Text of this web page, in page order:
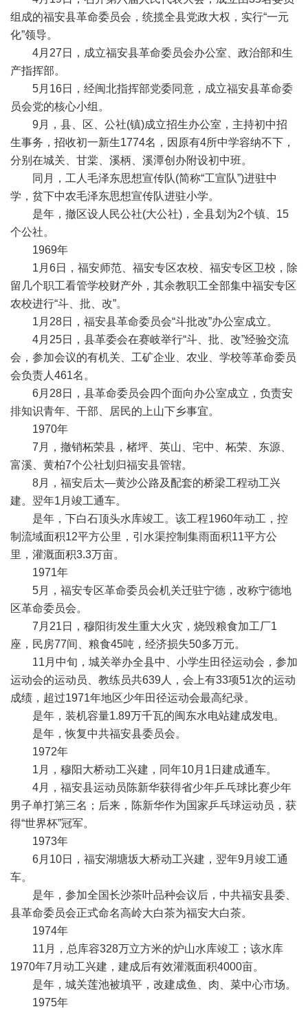
组成的福安县革命委员会，统揽全县党政大权，实行“一元
化”领导。
4月27日，成立福安县革命委员会办公室、政治部和生
产指挥部。
5月16日，经闽北指挥部党委同意，成立福安县革命委
员会党的核心小组。
9月，县、区、公社(镇)成立招生办公室，主持初中招
生事务，招收初一新生1774名，因原有4所中学容纳不下，
分别在城关、甘棠、溪柄、溪潭创办附设初中班。
同月，工人毛泽东思想宣传队(简称“工宣队”)进驻中
学，贫下中农毛泽东思想宣传队进驻小学。
是年，撤区设人民公社(大公社)，全县划为2个镇、15
个公社。
1969年
1月6日，福安师范、福安专区农校、福安专区卫校，除
留几个职工看管学校财产外，其余教职工全部集中福安专区
农校进行“斗、批、改”。
1月28日，福安县革命委员会“斗批改”办公室成立。
4月25日，县革委会在赛岐举行“斗、批、改”经验交流
会，参加会议的有机关、工矿企业、农业、学校等革命委员
会负责人461名。
6月28日，县革命委员会四个面向办公室成立，负责安
排知识青年、干部、居民的上山下乡事宜。
1970年
7月，撤销柘荣县，楮坪、英山、宅中、柘荣、东源、
富溪、黄柏7个公社划归福安县管辖。
8月，福安后太—黄沙公路及配套的桥梁工程动工兴
建。翌年1月竣工通车。
是年，下白石顶头水库竣工。该工程1960年动工，控
制流域面积12平方公里，引水渠控制集雨面积11平方公
里，灌溉面积3.3万亩。
1971年
5月，福安专区革命委员会机关迁驻宁德，改称宁德地
区革命委员会。
7月21日，穆阳街发生重大火灾，烧毁粮食加工厂1
座，民房77间、粮食45吨，经济损失50多万元。
11月中旬，城关举办全县中、小学生田径运动会，参加
运动会的运动员、教练员共639人，会上有33项51次的运动
成绩，超过1971年地区少年田径运动会最高纪录。
是年，装机容量1.89万千瓦的闽东水电站建成发电。
是年，恢复中共福安县委员会。
1972年
1月，穆阳大桥动工兴建，同年10月1日建成通车。
4月，福安县运动员陈新华获得省少年乒乓球比赛少年
男子单打第三名；后来，陈新华作为国家乒乓球运动员，获
得“世界杯”冠军。
1973年
6月10日，福安湖塘坂大桥动工兴建，翌年9月竣工通
车。
是年，参加全国长沙茶叶品种会议后，中共福安县委、
县革命委员会正式命名高岭大白茶为福安大白茶。
1974年
11月，总库容328万立方米的炉山水库竣工；该水库
1970年7月动工兴建，建成后有效灌溉面积4000亩。
是年，城关莲池被填平，改建成鱼、肉、菜中心市场。
1975年